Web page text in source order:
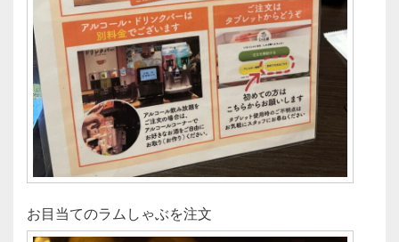
お目当てのラムしゃぶを注文